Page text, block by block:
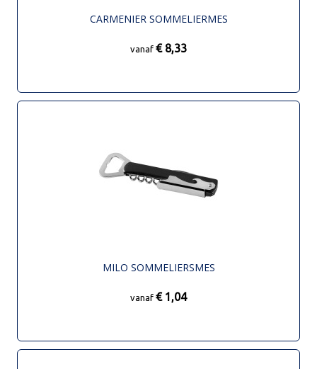
CARMENIER SOMMELIERMES
vanaf € 8,33
MILO SOMMELIERSMES
vanaf € 1,04